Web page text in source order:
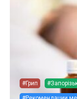
#Грип